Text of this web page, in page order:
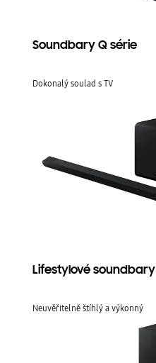
Soundbary Q série
Dokonalý soulad s TV
Lifestylové soundbary
Neuvěřitelně štíhlý a výkonný